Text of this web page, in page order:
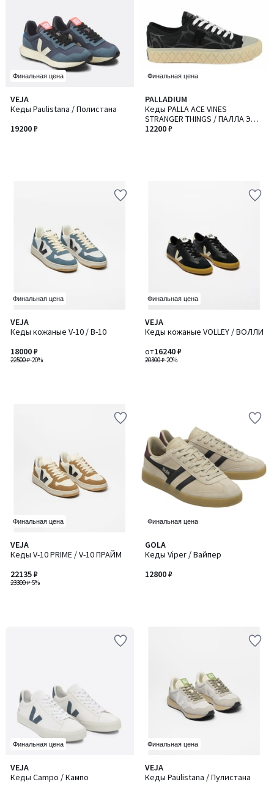
Финальная цена
VEJA
Кеды Paulistana / Полистана
19200 ₽
Финальная цена
PALLADIUM
Кеды PALLA ACE VINES
STRANGER THINGS / ПАЛЛА ЭЙС
ВАЙНС СТРЕНДЖА СИНГС
12200 ₽
Финальная цена
VEJA
Кеды кожаные V-10 / В-10
22500 ₽-20%
18000 ₽
Финальная цена
VEJA
Кеды кожаные VOLLEY / ВОЛЛИ
20300 ₽-20%
от16240 ₽
Финальная цена
VEJA
Кеды V-10 PRIME / V-10 ПРАЙМ
23300 ₽-5%
22135 ₽
Финальная цена
GOLA
Кеды Viper / Вайпер
12800 ₽
Финальная цена
VEJA
Кеды Campo / Кампо
4,7
/ 5
Финальная цена
VEJA
Кеды Paulistana / Пулистана